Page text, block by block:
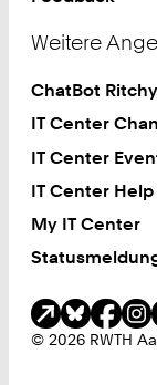
Weitere
ChatBot Ritchy
IT Center
IT Center
IT Center Help
My IT Center
© 2026 RWTH
Soziale